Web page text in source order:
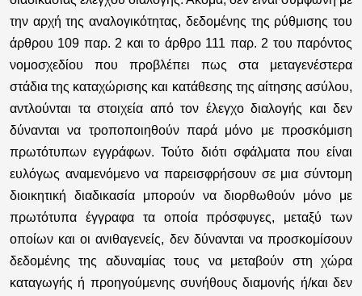
την αρχή της αναλογικότητας, δεδομένης της ρύθμισης του
άρθρου 109 παρ. 2 και το άρθρο 111 παρ. 2 του παρόντος
νομοσχεδίου που προβλέπει πως στα μεταγενέστερα
στάδια της καταχώρισης και κατάθεσης της αίτησης ασύλου,
αντλούνται τα στοιχεία από τον έλεγχο διαλογής και δεν
δύνανται να τροποποιηθούν παρά μόνο με προσκόμιση
πρωτότυπων εγγράφων. Τούτο διότι σφάλματα που είναι
ευλόγως αναμενόμενο να παρεισφρήσουν σε μια σύντομη
διοικητική διαδικασία μπορούν να διορθωθούν μόνο με
πρωτότυπα έγγραφα τα οποία πρόσφυγες, μεταξύ των
οποίων και οι ανιθαγενείς, δεν δύνανται να προσκομίσουν
δεδομένης της αδυναμίας τους να μεταβούν στη χώρα
καταγωγής ή προηγούμενης συνήθους διαμονής ή/και δεν